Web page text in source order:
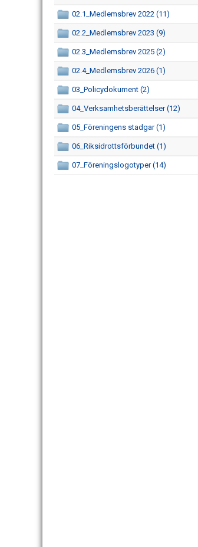
02.1_Medlemsbrev 2022 (11)
02.2_Medlemsbrev 2023 (9)
02.3_Medlemsbrev 2025 (2)
02.4_Medlemsbrev 2026 (1)
03_Policydokument (2)
04_Verksamhetsberättelser (12)
05_Föreningens stadgar (1)
06_Riksidrottsförbundet (1)
07_Föreningslogotyper (14)